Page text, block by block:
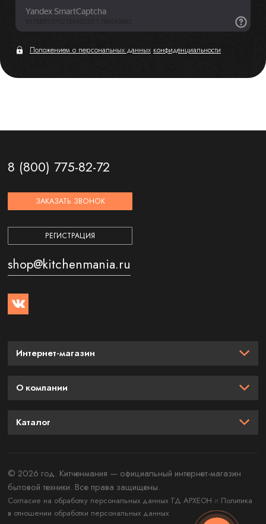
Положением о персональных данных конфиденциальности
8 (800) 775-82-72
ЗАКАЗАТЬ ЗВОНОК
РЕГИСТРАЦИЯ
shop@kitchenmania.ru
Интернет-магазин
О компании
Каталог
© 2026 год. Китченмания — официальный интернет-магазин
бытовой техники. Все права защищены.
Согласие на обработку персональных данных ТД АРХЕОН и Политика
в отношении обработки персональных данных